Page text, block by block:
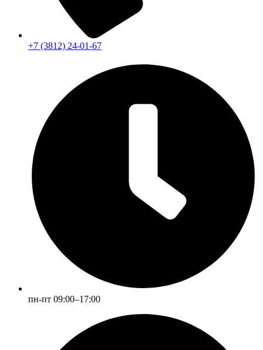
+7 (3812) 24-01-67
пн-пт 09:00–17:00